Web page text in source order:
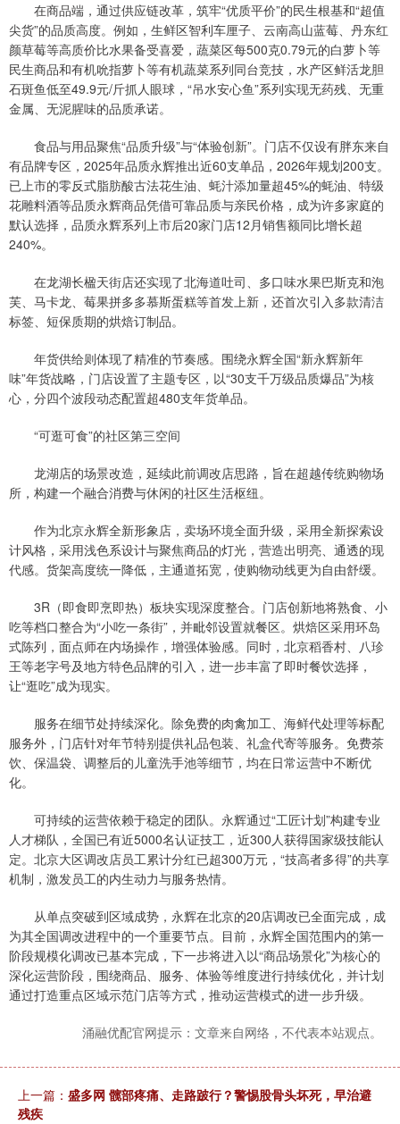
在商品端，通过供应链改革，筑牢“优质平价”的民生根基和“超值
尖货”的品质高度。例如，生鲜区智利车厘子、云南高山蓝莓、丹东红
颜草莓等高质价比水果备受喜爱，蔬菜区每500克0.79元的白萝卜等
民生商品和有机吮指萝卜等有机蔬菜系列同台竞技，水产区鲜活龙胆
石斑鱼低至49.9元/斤抓人眼球，“吊水安心鱼”系列实现无药残、无重
金属、无泥腥味的品质承诺。
食品与用品聚焦“品质升级”与“体验创新”。门店不仅设有胖东来自
有品牌专区，2025年品质永辉推出近60支单品，2026年规划200支。
已上市的零反式脂肪酸古法花生油、蚝汁添加量超45%的蚝油、特级
花雕料酒等品质永辉商品凭借可靠品质与亲民价格，成为许多家庭的
默认选择，品质永辉系列上市后20家门店12月销售额同比增长超
240%。
在龙湖长楹天街店还实现了北海道吐司、多口味水果巴斯克和泡
芙、马卡龙、莓果拼多多慕斯蛋糕等首发上新，还首次引入多款清洁
标签、短保质期的烘焙订制品。
年货供给则体现了精准的节奏感。围绕永辉全国“新永辉新年
味”年货战略，门店设置了主题专区，以“30支千万级品质爆品”为核
心，分四个波段动态配置超480支年货单品。
“可逛可食”的社区第三空间
龙湖店的场景改造，延续此前调改店思路，旨在超越传统购物场
所，构建一个融合消费与休闲的社区生活枢纽。
作为北京永辉全新形象店，卖场环境全面升级，采用全新探索设
计风格，采用浅色系设计与聚焦商品的灯光，营造出明亮、通透的现
代感。货架高度统一降低，主通道拓宽，使购物动线更为自由舒缓。
3R（即食即烹即热）板块实现深度整合。门店创新地将熟食、小
吃等档口整合为“小吃一条街”，并毗邻设置就餐区。烘焙区采用环岛
式陈列，面点师在内场操作，增强体验感。同时，北京稻香村、八珍
王等老字号及地方特色品牌的引入，进一步丰富了即时餐饮选择，
让“逛吃”成为现实。
服务在细节处持续深化。除免费的肉禽加工、海鲜代处理等标配
服务外，门店针对年节特别提供礼品包装、礼盒代寄等服务。免费茶
饮、保温袋、调整后的儿童洗手池等细节，均在日常运营中不断优
化。
可持续的运营依赖于稳定的团队。永辉通过“工匠计划”构建专业
人才梯队，全国已有近5000名认证技工，近300人获得国家级技能认
定。北京大区调改店员工累计分红已超300万元，“技高者多得”的共享
机制，激发员工的内生动力与服务热情。
从单点突破到区域成势，永辉在北京的20店调改已全面完成，成
为其全国调改进程中的一个重要节点。目前，永辉全国范围内的第一
阶段规模化调改已基本完成，下一步将进入以“商品场景化”为核心的
深化运营阶段，围绕商品、服务、体验等维度进行持续优化，并计划
通过打造重点区域示范门店等方式，推动运营模式的进一步升级。
涌融优配官网提示：文章来自网络，不代表本站观点。
上一篇： 盛多网 髋部疼痛、走路跛行？警惕股骨头坏死，早治避
残疾